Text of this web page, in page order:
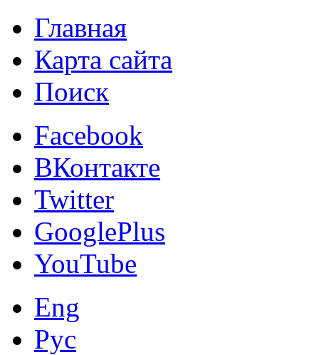
Главная
Карта сайта
Поиск
Facebook
ВКонтакте
Twitter
GooglePlus
YouTube
Eng
Рус